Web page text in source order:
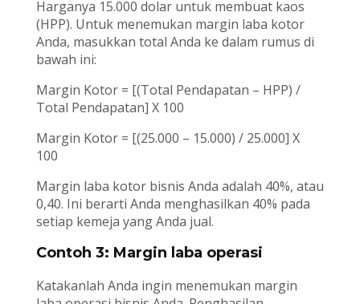
Harganya 15.000 dolar untuk membuat kaos
(HPP). Untuk menemukan margin laba kotor
Anda, masukkan total Anda ke dalam rumus di
bawah ini:
Margin Kotor = [(Total Pendapatan – HPP) /
Total Pendapatan] X 100
Margin Kotor = [(25.000 – 15.000) / 25.000] X
100
Margin laba kotor bisnis Anda adalah 40%, atau
0,40. Ini berarti Anda menghasilkan 40% pada
setiap kemeja yang Anda jual.
Contoh 3: Margin laba operasi
Katakanlah Anda ingin menemukan margin